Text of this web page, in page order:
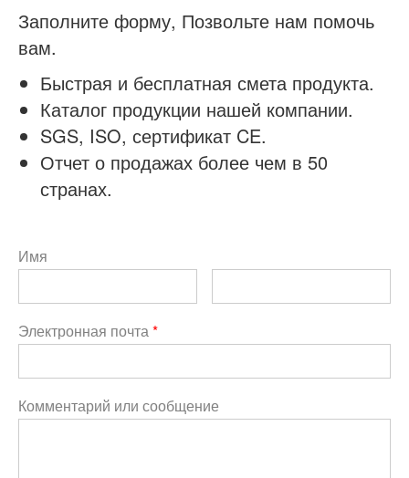
Заполните форму, Позвольте нам помочь
вам.
Быстрая и бесплатная смета продукта.
Каталог продукции нашей компании.
SGS, ISO, сертификат CE.
Отчет о продажах более чем в 50
странах.
Имя
Электронная почта*
Комментарий или сообщение